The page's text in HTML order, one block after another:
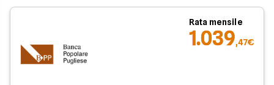
Rata mensile
1.039,47€